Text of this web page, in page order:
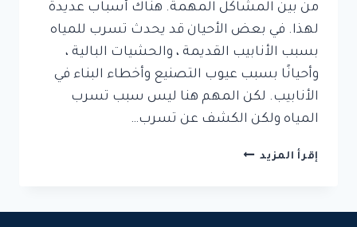
من بين المشاكل المهمة. هناك أسباب عديدة
لهذا. في بعض الأحيان قد يحدث تسرب للمياه
بسبب الأنابيب القديمة ، والحشيات البالية ،
وأحيانًا بسبب عيوب التصنيع وأخطاء البناء في
الأنابيب. لكن المهم هنا ليس سبب تسرب
المياه ولكن الكشف عن تسرب…
إقرأ المزيد كشف